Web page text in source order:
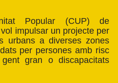
Popular (CUP) de
impulsar un projecte per
urbans a diverses zones
per persones amb risc
gran o discapacitats